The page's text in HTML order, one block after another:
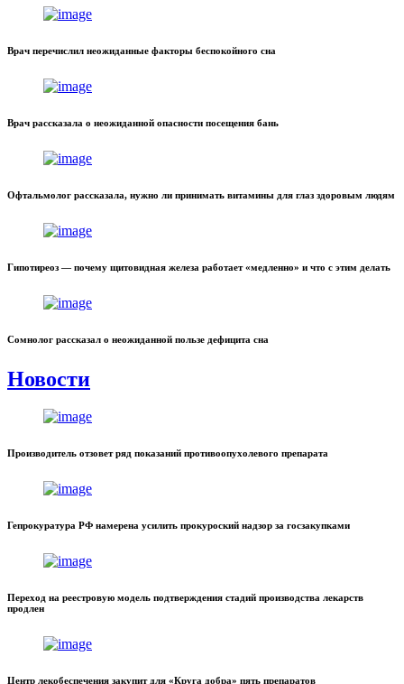
Врач перечислил неожиданные факторы беспокойного сна
Врач рассказала о неожиданной опасности посещения бань
Офтальмолог рассказала, нужно ли принимать витамины для глаз здоровым людям
Гипотиреоз — почему щитовидная железа работает «медленно» и что с этим делать
Сомнолог рассказал о неожиданной пользе дефицита сна
Новости
Производитель отзовет ряд показаний противоопухолевого препарата
Гепрокуратура РФ намерена усилить прокуроский надзор за госзакупками
Переход на реестровую модель подтверждения стадий производства лекарств
продлен
Центр лекобеспечения закупит для «Круга добра» пять препаратов